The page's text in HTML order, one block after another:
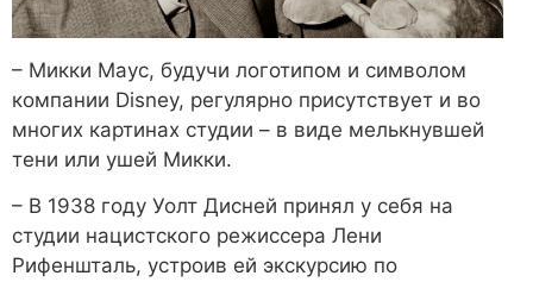
– Микки Маус, будучи логотипом и символом
компании Disney, регулярно присутствует и во
многих картинах студии – в виде мелькнувшей
тени или ушей Микки.
– В 1938 году Уолт Дисней принял у себя на
студии нацистского режиссера Лени
Рифеншталь, устроив ей экскурсию по